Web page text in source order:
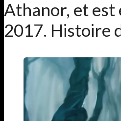
Athanor, et est
2017. Histoire